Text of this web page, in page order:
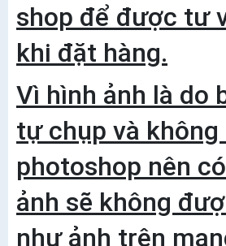
shop để được tư
khi đặt hàng.
Vì hình ảnh là do
tự chụp và không
photoshop nên
ảnh sẽ không
như ảnh trên